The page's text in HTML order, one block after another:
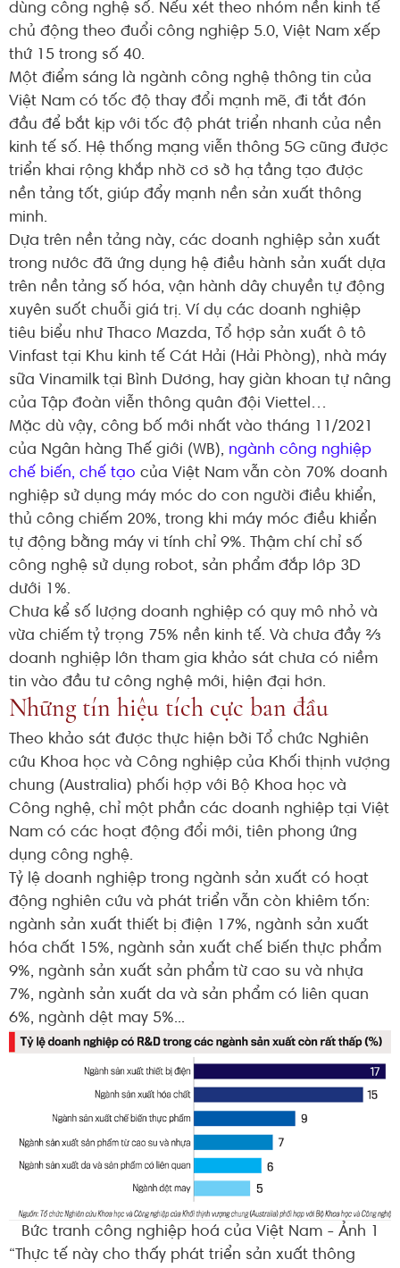
dùng công nghệ số. Nếu xét theo nhóm nền kinh tế
chủ động theo đuổi công nghiệp 5.0, Việt Nam xếp
thứ 15 trong số 40.
Một điểm sáng là ngành công nghệ thông tin của
Việt Nam có tốc độ thay đổi mạnh mẽ, đi tắt đón
đầu để bắt kịp với tốc độ phát triển nhanh của nền
kinh tế số. Hệ thống mạng viễn thông 5G cũng được
triển khai rộng khắp nhờ cơ sở hạ tầng tạo được
nền tảng tốt, giúp đẩy mạnh nền sản xuất thông
minh.
Dựa trên nền tảng này, các doanh nghiệp sản xuất
trong nước đã ứng dụng hệ điều hành sản xuất dựa
trên nền tảng số hóa, vận hành dây chuyền tự động
xuyên suốt chuỗi giá trị. Ví dụ các doanh nghiệp
tiêu biểu như Thaco Mazda, Tổ hợp sản xuất ô tô
Vinfast tại Khu kinh tế Cát Hải (Hải Phòng), nhà máy
sữa Vinamilk tại Bình Dương, hay giàn khoan tự nâng
của Tập đoàn viễn thông quân đội Viettel…
Mặc dù vậy, công bố mới nhất vào tháng 11/2021
của Ngân hàng Thế giới (WB), ngành công nghiệp
chế biến, chế tạo của Việt Nam vẫn còn 70% doanh
nghiệp sử dụng máy móc do con người điều khiển,
thủ công chiếm 20%, trong khi máy móc điều khiển
tự động bằng máy vi tính chỉ 9%. Thậm chí chỉ số
công nghệ sử dụng robot, sản phẩm đắp lớp 3D
dưới 1%.
Chưa kể số lượng doanh nghiệp có quy mô nhỏ và
vừa chiếm tỷ trọng 75% nền kinh tế. Và chưa đầy ⅔
doanh nghiệp lớn tham gia khảo sát chưa có niềm
tin vào đầu tư công nghệ mới, hiện đại hơn.
Những tín hiệu tích cực ban đầu
Theo khảo sát được thực hiện bởi Tổ chức Nghiên
cứu Khoa học và Công nghiệp của Khối thịnh vượng
chung (Australia) phối hợp với Bộ Khoa học và
Công nghệ, chỉ một phần các doanh nghiệp tại Việt
Nam có các hoạt động đổi mới, tiên phong ứng
dụng công nghệ.
Tỷ lệ doanh nghiệp trong ngành sản xuất có hoạt
động nghiên cứu và phát triển vẫn còn khiêm tốn:
ngành sản xuất thiết bị điện 17%, ngành sản xuất
hóa chất 15%, ngành sản xuất chế biến thực phẩm
9%, ngành sản xuất sản phẩm từ cao su và nhựa
7%, ngành sản xuất da và sản phẩm có liên quan
6%, ngành dệt may 5%...
Bức tranh công nghiệp hoá của Việt Nam - Ảnh 1
“Thực tế này cho thấy phát triển sản xuất thông